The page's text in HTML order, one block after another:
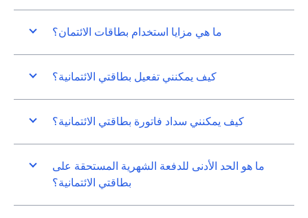
ما هي مزايا استخدام بطاقات الائتمان؟
كيف يمكنني تفعيل بطاقتي الائتمانية؟
كيف يمكنني سداد فاتورة بطاقتي الائتمانية؟
ما هو الحد الأدنى للدفعة الشهرية المستحقة على
بطاقتي الائتمانية؟